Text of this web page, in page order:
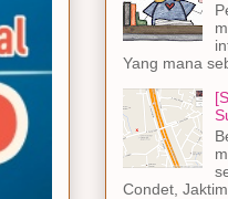
Yang mana
Condet,